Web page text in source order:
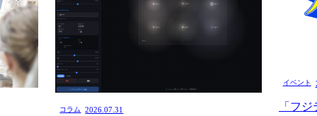
コラム 2026.07.31
イベント
「フ